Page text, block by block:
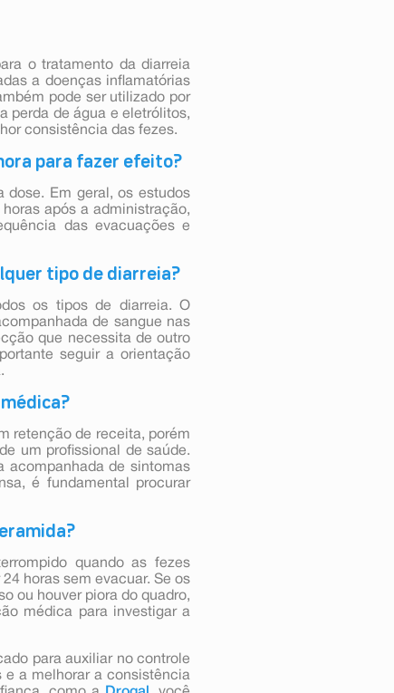
o tratamento da diarreia
a doenças inflamatórias
pode ser utilizado por
perda de água e eletrólitos,
consistência das fezes.
para fazer efeito?
dose. Em geral, os estudos
após a administração,
das evacuações e
tipo de diarreia?
os tipos de diarreia. O
de sangue nas
que necessita de outro
seguir a orientação
retenção de receita, porém
um profissional de saúde.
acompanhada de sintomas
é fundamental procurar
quando as fezes
horas sem evacuar. Se os
ou houver piora do quadro,
médica para investigar a
para auxiliar no controle
e a melhorar a consistência